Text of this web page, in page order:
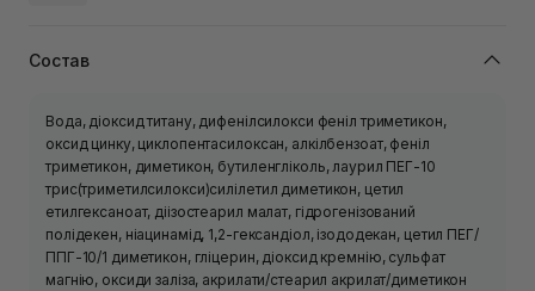
Состав
Вода, діоксид титану, дифенілсилокси феніл триметикон,
оксид цинку, циклопентасилоксан, алкілбензоат, феніл
триметикон, диметикон, бутиленгліколь, лаурил ПЕГ-10
трис(триметилсилокси)силілетил диметикон, цетил
етилгексаноат, діізостеарил малат, гідрогенізований
полідекен, ніацинамід, 1,2-гександіол, ізододекан, цетил ПЕГ/
ППГ-10/1 диметикон, гліцерин, діоксид кремнію, сульфат
магнію, оксиди заліза, акрилати/стеарил акрилат/диметикон